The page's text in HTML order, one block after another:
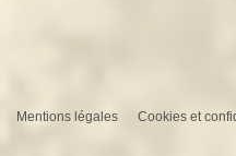
Mentions légales Cookies et